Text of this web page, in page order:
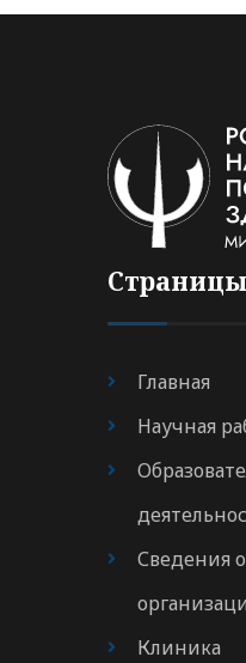
Страницы
Главная
Научная
Сведения
Клиника